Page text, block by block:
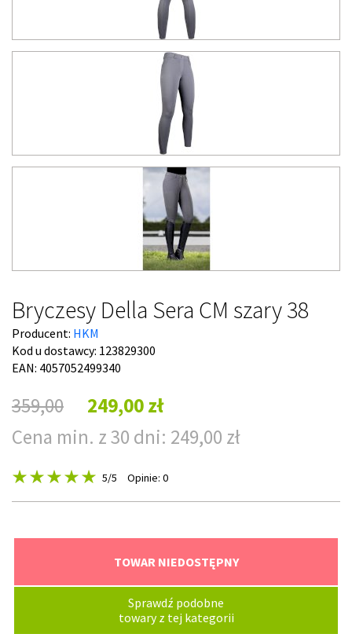
Bryczesy Della Sera CM szary 38
Producent: HKM
Kod u dostawcy: 123829300
EAN: 4057052499340
359,00
249,00 zł
Cena min. z 30 dni: 249,00 zł
5/5 Opinie: 0
TOWAR NIEDOSTĘPNY
Sprawdź podobne
towary z tej kategorii